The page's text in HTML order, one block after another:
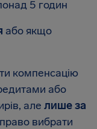
5 годин
або якщо
компенсацію
або
але лише за
вибрати